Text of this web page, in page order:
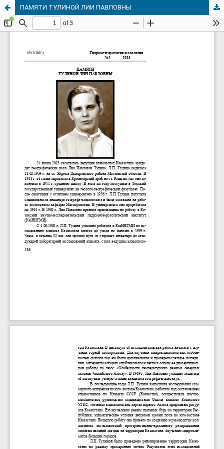
ПАМЯТИ ТУЛИНОЙ ЛИИ ПАВЛОВНЫ